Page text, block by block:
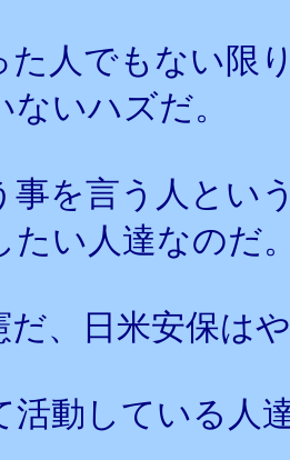
た人でもない限
いハズだ。
事を言う人とい
たい人達なのだ
だ、日米安保は
活動している人